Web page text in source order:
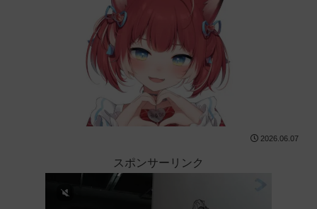
2026.06.07
スポンサーリンク